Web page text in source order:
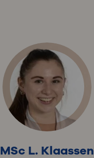
MSc L. Klaassen